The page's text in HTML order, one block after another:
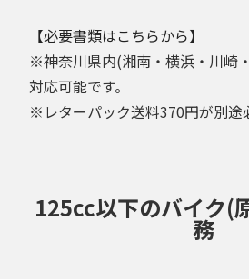
【必要書類はこちらから】
※神奈川県内(湘南・横浜・川崎
対応可能です。
※レターパック送料370円が別途
125cc以下のバイク(
務